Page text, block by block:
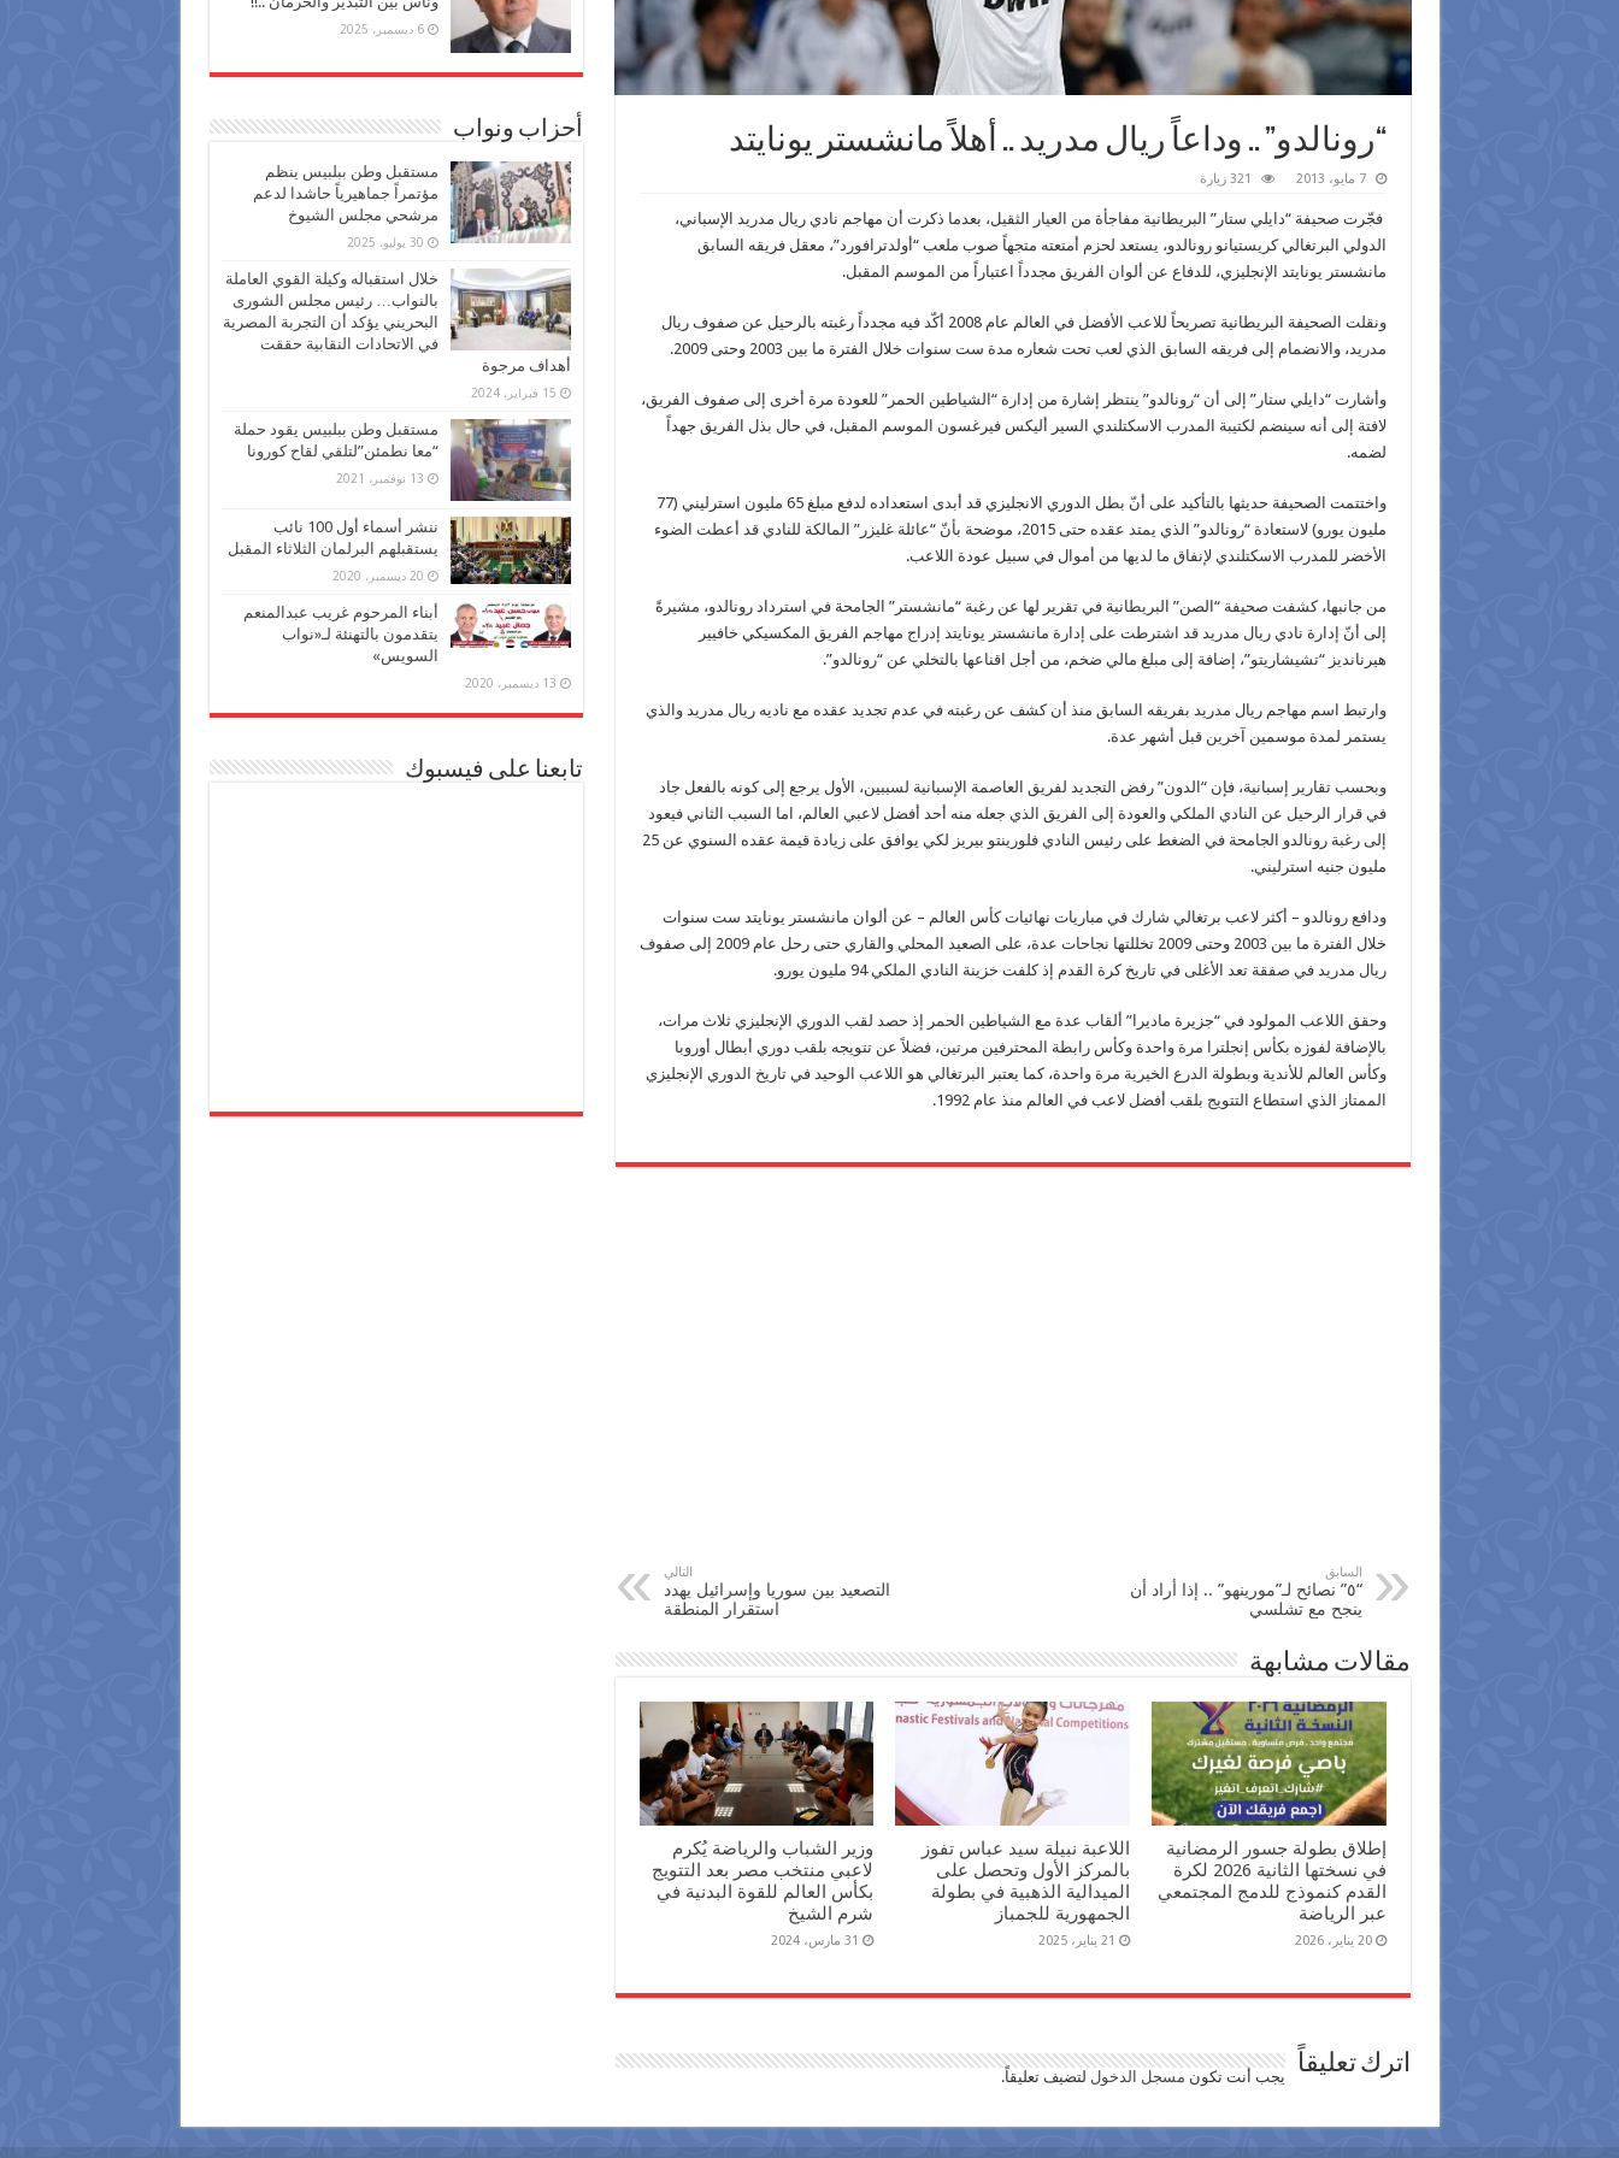
“رونالدو” .. وداعاً ريال مدريد .. أهلاً مانشستر يونايتد
7 مايو، 2013 321 زيارة
فجّرت صحيفة “دايلي ستار” البريطانية مفاجأة من العيار الثقيل، بعدما ذكرت أن مهاجم نادي ريال مدريد الإسباني،
الدولي البرتغالي كريستيانو رونالدو، يستعد لحزم أمتعته متجهاً صوب ملعب “أولدترافورد”، معقل فريقه السابق
مانشستر يونايتد الإنجليزي، للدفاع عن ألوان الفريق مجدداً اعتباراً من الموسم المقبل.
ونقلت الصحيفة البريطانية تصريحاً للاعب الأفضل في العالم عام 2008 أكّد فيه مجدداً رغبته بالرحيل عن صفوف ريال
مدريد، والانضمام إلى فريقه السابق الذي لعب تحت شعاره مدة ست سنوات خلال الفترة ما بين 2003 وحتى 2009.
وأشارت “دايلي ستار” إلى أن “رونالدو” ينتظر إشارة من إدارة “الشياطين الحمر” للعودة مرة أخرى إلى صفوف الفريق،
لافتة إلى أنه سينضم لكتيبة المدرب الاسكتلندي السير أليكس فيرغسون الموسم المقبل، في حال بذل الفريق جهداً
لضمه.
واختتمت الصحيفة حديثها بالتأكيد على أنّ بطل الدوري الانجليزي قد أبدى استعداده لدفع مبلغ 65 مليون استرليني (77
مليون يورو) لاستعادة “رونالدو” الذي يمتد عقده حتى 2015، موضحة بأنّ “عائلة غليزر” المالكة للنادي قد أعطت الضوء
الأخضر للمدرب الاسكتلندي لإنفاق ما لديها من أموال في سبيل عودة اللاعب.
من جانبها، كشفت صحيفة “الصن” البريطانية في تقرير لها عن رغبة “مانشستر” الجامحة في استرداد رونالدو، مشيرةً
إلى أنّ إدارة نادي ريال مدريد قد اشترطت على إدارة مانشستر يونايتد إدراج مهاجم الفريق المكسيكي خافيير
هيرنانديز “تشيشاريتو”، إضافة إلى مبلغ مالي ضخم، من أجل اقناعها بالتخلي عن “رونالدو”.
وارتبط اسم مهاجم ريال مدريد بفريقه السابق منذ أن كشف عن رغبته في عدم تجديد عقده مع ناديه ريال مدريد والذي
يستمر لمدة موسمين آخرين قبل أشهر عدة.
وبحسب تقارير إسبانية، فإن “الدون” رفض التجديد لفريق العاصمة الإسبانية لسببين، الأول يرجع إلى كونه بالفعل جاد
في قرار الرحيل عن النادي الملكي والعودة إلى الفريق الذي جعله منه أحد أفضل لاعبي العالم، اما السبب الثاني فيعود
إلى رغبة رونالدو الجامحة في الضغط على رئيس النادي فلورينتو بيريز لكي يوافق على زيادة قيمة عقده السنوي عن 25
مليون جنيه استرليني.
ودافع رونالدو – أكثر لاعب برتغالي شارك في مباريات نهائيات كأس العالم – عن ألوان مانشستر يونايتد ست سنوات
خلال الفترة ما بين 2003 وحتى 2009 تخللتها نجاحات عدة، على الصعيد المحلي والقاري حتى رحل عام 2009 إلى صفوف
ريال مدريد في صفقة تعد الأغلى في تاريخ كرة القدم إذ كلفت خزينة النادي الملكي 94 مليون يورو.
وحقق اللاعب المولود في “جزيرة ماديرا” ألقاب عدة مع الشياطين الحمر إذ حصد لقب الدوري الإنجليزي ثلاث مرات،
بالإضافة لفوزه بكأس إنجلترا مرة واحدة وكأس رابطة المحترفين مرتين، فضلاً عن تتويجه بلقب دوري أبطال أوروبا
وكأس العالم للأندية وبطولة الدرع الخيرية مرة واحدة، كما يعتبر البرتغالي هو اللاعب الوحيد في تاريخ الدوري الإنجليزي
الممتاز الذي استطاع التتويج بلقب أفضل لاعب في العالم منذ عام 1992.
السابق
“٥” نصائح لـ”مورينهو” .. إذا أراد أن
ينجح مع تشلسي
التالي
التصعيد بين سوريا وإسرائيل يهدد
استقرار المنطقة
مقالات مشابهة
إطلاق بطولة جسور الرمضانية
في نسختها الثانية 2026 لكرة
القدم كنموذج للدمج المجتمعي
عبر الرياضة
20 يناير، 2026
اللاعبة نبيلة سيد عباس تفوز
بالمركز الأول وتحصل على
الميدالية الذهبية في بطولة
الجمهورية للجمباز
21 يناير، 2025
وزير الشباب والرياضة يُكرم
لاعبي منتخب مصر بعد التتويج
بكأس العالم للقوة البدنية في
شرم الشيخ
31 مارس، 2024
اترك تعليقاً يجب أنت تكون مسجل الدخول لتضيف تعليقاً.
6 ديسمبر، 2025
أحزاب ونواب
مستقبل وطن ببلبيس ينظم
مؤتمراً جماهيرياً حاشدا لدعم
مرشحي مجلس الشيوخ
30 يوليو، 2025
خلال استقباله وكيلة القوي العاملة
بالنواب… رئيس مجلس الشورى
البحريني يؤكد أن التجربة المصرية
في الاتحادات النقابية حققت
أهداف مرجوة
15 فبراير، 2024
مستقبل وطن ببلبيس يقود حملة
“معا نطمئن”لتلقي لقاح كورونا
13 نوفمبر، 2021
ننشر أسماء أول 100 نائب
يستقبلهم البرلمان الثلاثاء المقبل
20 ديسمبر، 2020
أبناء المرحوم غريب عبدالمنعم
يتقدمون بالتهنئة لـ«نواب
السويس»
13 ديسمبر، 2020
تابعنا على فيسبوك